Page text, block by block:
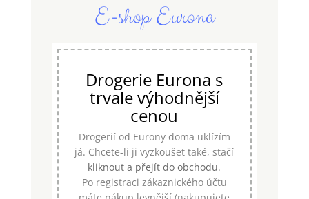
E-shop Eurona
Drogerie Eurona s
trvale výhodnější
cenou
Drogerií od Eurony doma uklízím
já. Chcete-li ji vyzkoušet také, stačí
kliknout a přejít do obchodu.
Po registraci zákaznického účtu